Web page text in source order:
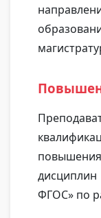
ФГОС» по